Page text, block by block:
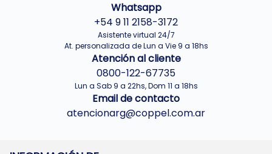
Whatsapp
+54 9 11 2158-3172
Asistente virtual 24/7
At. personalizada de Lun a Vie 9 a 18hs
Atención al cliente
0800-122-67735
Lun a Sab 9 a 22hs, Dom 11 a 18hs
Email de contacto
atencionarg@coppel.com.ar